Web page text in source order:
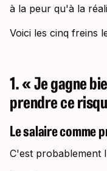
à la peur qu'à la
Voici les cinq freins
1. « Je gagne
prendre ce
Le salaire comme
C'est probablement